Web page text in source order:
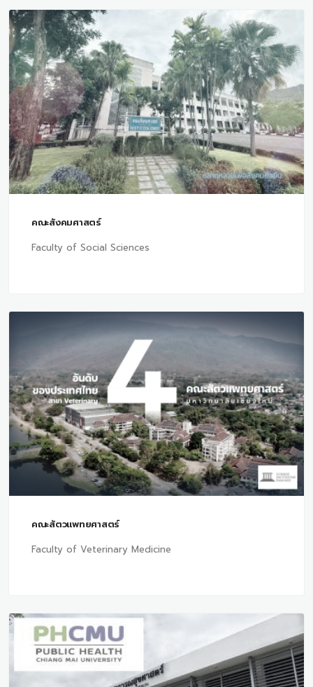
คณะสังคมศาสตร์
Faculty of Social Sciences
คณะสัตวแพทยศาสตร์
Faculty of Veterinary Medicine